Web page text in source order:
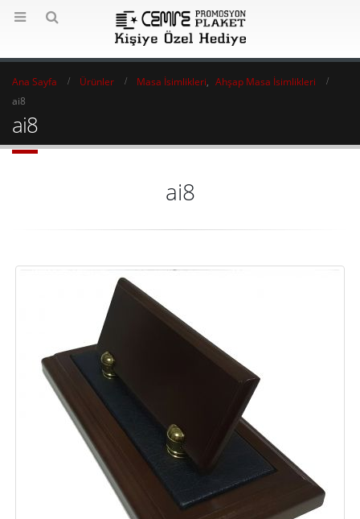
Ana Sayfa Ürünler Masa İsimlikleri
Ahşap Masa İsimlikleri
ai8
ai8
ai8